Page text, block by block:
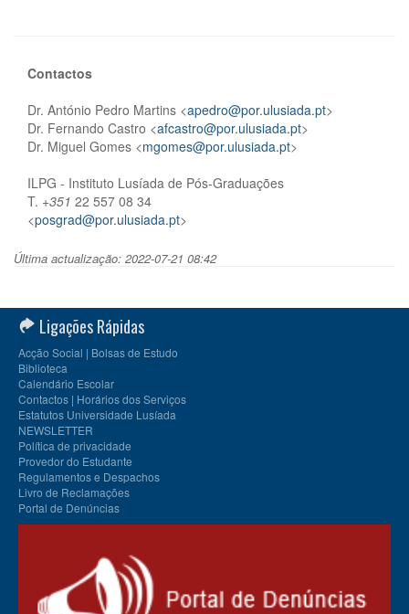
Contactos
Dr. António Pedro Martins <apedro@por.ulusiada.pt>
Dr. Fernando Castro <afcastro@por.ulusiada.pt>
Dr. Miguel Gomes <mgomes@por.ulusiada.pt>
ILPG - Instituto Lusíada de Pós-Graduações
T. +351 22 557 08 34
<posgrad@por.ulusiada.pt>
Última actualização: 2022-07-21 08:42
Ligações Rápidas
Acção Social | Bolsas de Estudo
Biblioteca
Calendário Escolar
Contactos | Horários dos Serviços
Estatutos Universidade Lusíada
NEWSLETTER
Política de privacidade
Provedor do Estudante
Regulamentos e Despachos
Livro de Reclamações
Portal de Denúncias